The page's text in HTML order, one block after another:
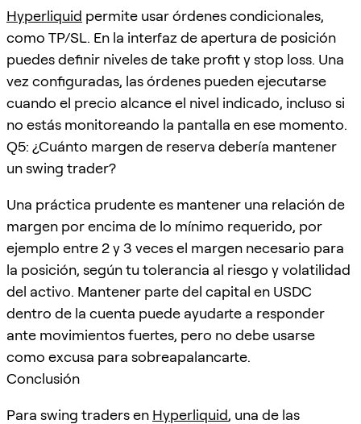
Hyperliquid permite usar órdenes condicionales,
como TP/SL. En la interfaz de apertura de posición
puedes definir niveles de take profit y stop loss. Una
vez configuradas, las órdenes pueden ejecutarse
cuando el precio alcance el nivel indicado, incluso si
no estás monitoreando la pantalla en ese momento.
Q5: ¿Cuánto margen de reserva debería mantener
un swing trader?
Una práctica prudente es mantener una relación de
margen por encima de lo mínimo requerido, por
ejemplo entre 2 y 3 veces el margen necesario para
la posición, según tu tolerancia al riesgo y volatilidad
del activo. Mantener parte del capital en USDC
dentro de la cuenta puede ayudarte a responder
ante movimientos fuertes, pero no debe usarse
como excusa para sobreapalancarte.
Conclusión
Para swing traders en Hyperliquid, una de las